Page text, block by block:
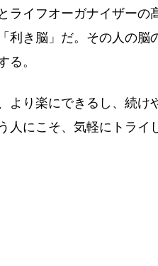
ライフオーガナイザーの
利き脳」だ。その人の脳
る。
より楽にできるし、続け
人にこそ、気軽にトライ